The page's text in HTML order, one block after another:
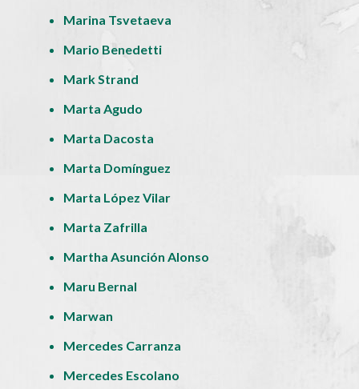
Marina Tsvetaeva
Mario Benedetti
Mark Strand
Marta Agudo
Marta Dacosta
Marta Domínguez
Marta López Vilar
Marta Zafrilla
Martha Asunción Alonso
Maru Bernal
Marwan
Mercedes Carranza
Mercedes Escolano